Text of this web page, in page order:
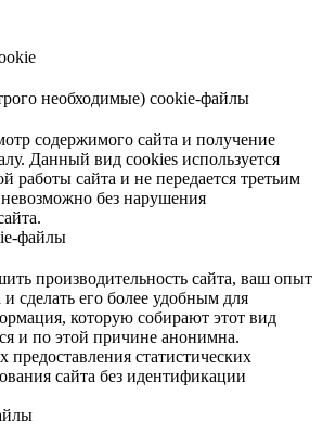
необходимые) cookie-файлы
содержимого сайта и получение
Данный вид cookies используется
работы сайта и не передается третьим
без нарушения
файлы
производительность сайта, ваш опыт
и сделать его более удобным для
которую собирают этот вид
и по этой причине анонимна.
статистических
сайта без идентификации